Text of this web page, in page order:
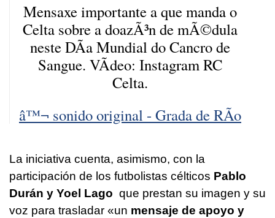
Mensaxe importante a que manda o
Celta sobre a doazÃ³n de mÃ©dula
neste DÃ­a Mundial do Cancro de
Sangue. VÃ­deo: Instagram RC
Celta.
â™¬ sonido original - Grada de RÃ­o
La iniciativa cuenta, asimismo, con la
participación de los futbolistas célticos Pablo
Durán y Yoel Lago que prestan su imagen y su
voz para trasladar «un mensaje de apoyo y